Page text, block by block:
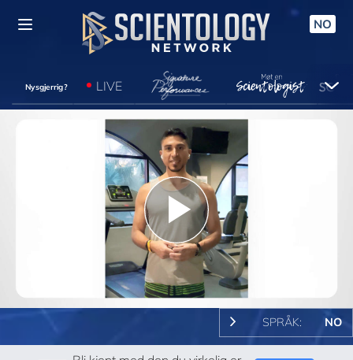
NO
Nysgjerrig? LIVE
Play
Video
SPRÅK: NO